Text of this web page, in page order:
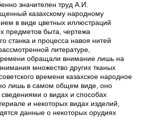
значителен труд А.И.
казахскому народному
в виде цветных иллюстраций
предметов быта, чертежа
станка и процесса навоя нитей
литературе,
обращали внимание лишь на
множество других тканых
времени казахское народное
лишь в самом общем виде, оно
о видах и способах
и некоторых видах изделий,
данные о некоторых орудиях